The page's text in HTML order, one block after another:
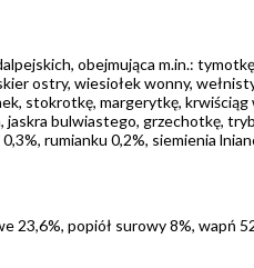
obejmująca m.in.:
ostry, wiesiołek wonny,
stokrotkę, margerytkę,
jaskra bulwiastego, grzechotkę,
rumianku 0,2%, siemienia
23,6%, popiół surowy 8%,